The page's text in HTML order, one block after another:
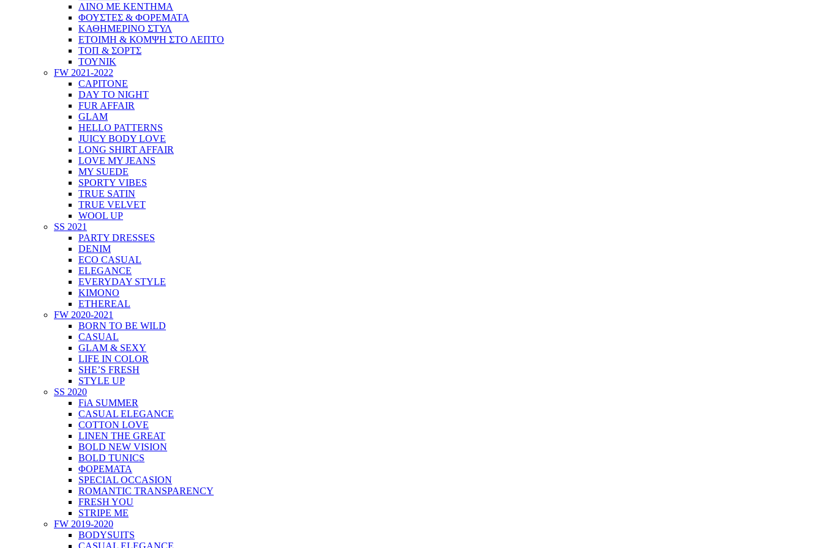
ΛΙΝΟ ΜΕ ΚΕΝΤΗΜΑ
ΦΟΥΣΤΕΣ & ΦΟΡΕΜΑΤΑ
ΚΑΘΗΜΕΡΙΝΟ ΣΤΥΛ
ΕΤΟΙΜΗ & ΚΟΜΨΗ ΣΤΟ ΛΕΠΤΟ
ΤΟΠ & ΣΟΡΤΣ
ΤΟΥΝΙΚ
FW 2021-2022
CAPITONE
DAY TO NIGHT
FUR AFFAIR
GLAM
HELLO PATTERNS
JUICY BODY LOVE
LONG SHIRT AFFAIR
LOVE MY JEANS
MY SUEDE
SPORTY VIBES
TRUE SATIN
TRUE VELVET
WOOL UP
SS 2021
PARTY DRESSES
DENIM
ECO CASUAL
ELEGANCE
EVERYDAY STYLE
KIMONO
ETHEREAL
FW 2020-2021
BORN TO BE WILD
CASUAL
GLAM & SEXY
LIFE IN COLOR
SHE’S FRESH
STYLE UP
SS 2020
FiA SUMMER
CASUAL ELEGANCE
COTTON LOVE
LINEN THE GREAT
BOLD NEW VISION
BOLD TUNICS
ΦΟΡΕΜΑΤΑ
SPECIAL OCCASION
ROMANTIC TRANSPARENCY
FRESH YOU
STRIPE ME
FW 2019-2020
BODYSUITS
CASUAL ELEGANCE